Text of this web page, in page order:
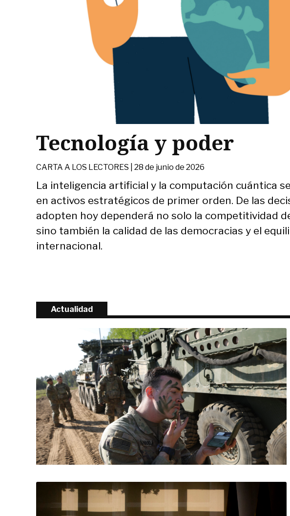
Tecnología y poder
CARTA A LOS LECTORES | 28 de junio de 2026
La inteligencia artificial y la computación cuántica
en activos estratégicos de primer orden. De las
adopten hoy dependerá no solo la competitividad
sino también la calidad de las democracias y el
internacional.
Actualidad